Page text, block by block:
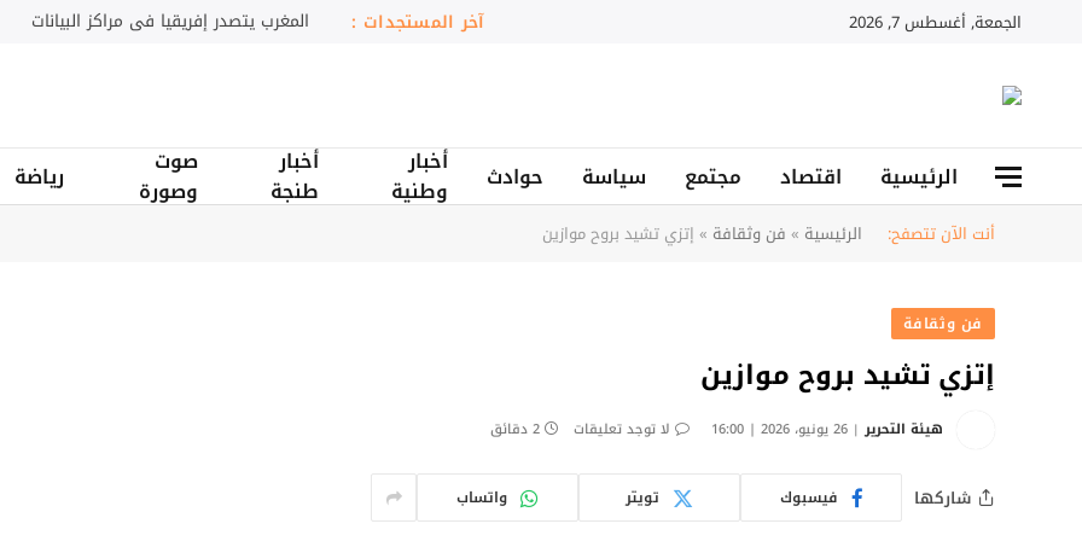
الجمعة, أغسطس 7, 2026 آخر المستجدات : المغرب يتصدر إفريقيا في مراكز البيانات
الرئيسية اقتصاد مجتمع سياسة حوادث
أخبار
وطنية
أخبار
طنجة
صوت
وصورة
رياضة
أنت الآن تتصفح: الرئيسية » فن وثقافة » إتزي تشيد بروح موازين
فن وثقافة
إتزي تشيد بروح موازين
هيئة التحرير 26 يونيو، 2026 | 16:00 لا توجد تعليقات 2 دقائق
شاركها فيسبوك تويتر واتساب